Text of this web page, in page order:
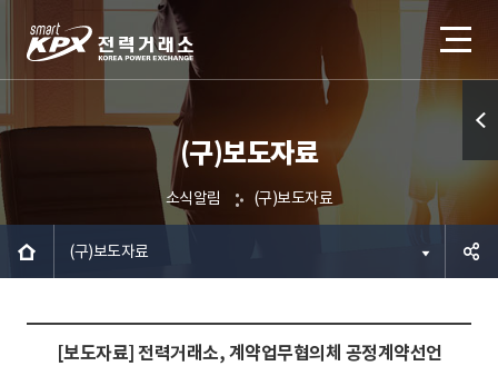
(구)보도자료
소식알림 (구)보도자료
(구)보도자료
[보도자료] 전력거래소, 계약업무협의체 공정계약선언